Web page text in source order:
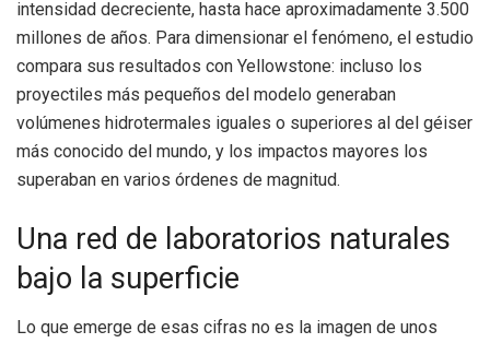
intensidad decreciente, hasta hace aproximadamente 3.500
millones de años. Para dimensionar el fenómeno, el estudio
compara sus resultados con Yellowstone: incluso los
proyectiles más pequeños del modelo generaban
volúmenes hidrotermales iguales o superiores al del géiser
más conocido del mundo, y los impactos mayores los
superaban en varios órdenes de magnitud.
Una red de laboratorios naturales
bajo la superficie
Lo que emerge de esas cifras no es la imagen de unos